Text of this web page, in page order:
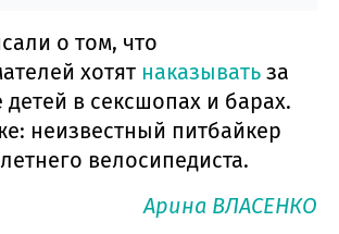
о том, что
хотят наказывать за
в сексшопах и барах.
неизвестный питбайкер
велосипедиста.
Арина ВЛАСЕНКО